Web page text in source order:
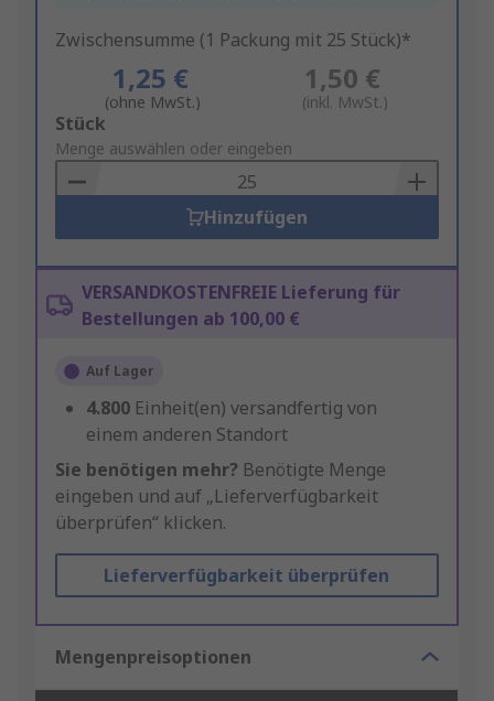
Zwischensumme (1 Packung mit 25 Stück)*
1,25 €
(ohne MwSt.)
1,50 €
(inkl. MwSt.)
Add
to
Basket
Stück
Menge auswählen oder eingeben
Hinzufügen
VERSANDKOSTENFREIE Lieferung für
Bestellungen ab 100,00 €
Auf Lager
4.800 Einheit(en) versandfertig von
einem anderen Standort
Sie benötigen mehr? Benötigte Menge
eingeben und auf „Lieferverfügbarkeit
überprüfen“ klicken.
Lieferverfügbarkeit überprüfen
Mengenpreisoptionen